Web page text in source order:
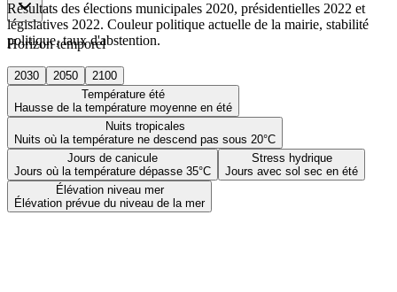
Horizon temporel
2030 2050
2100
Température été
Hausse de la température moyenne en été
Nuits tropicales
Nuits où la température ne descend pas sous 20°C
Jours de canicule
Jours où la température dépasse 35°C
Stress hydrique
Jours avec sol sec en été
Élévation niveau mer
Élévation prévue du niveau de la mer
Résultats des élections municipales 2020, présidentielles 2022 et
législatives 2022. Couleur politique actuelle de la mairie, stabilité
politique, taux d'abstention.